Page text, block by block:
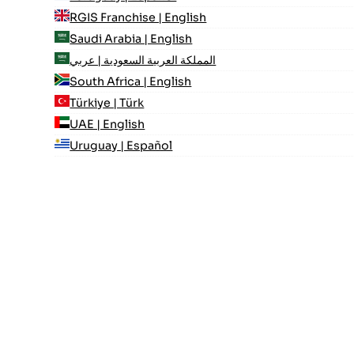
RGIS Franchise | English
Saudi Arabia | English
المملكة العربية السعودية | عربي
South Africa | English
Türkiye | Türk
UAE | English
Uruguay | Español